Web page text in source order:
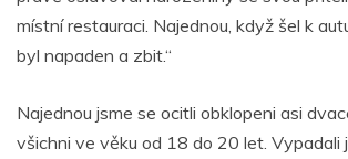
místní restauraci. Najednou, když šel k
byl napaden a zbit.“
Najednou jsme se ocitli obklopeni asi
všichni ve věku od 18 do 20 let. Vypadali